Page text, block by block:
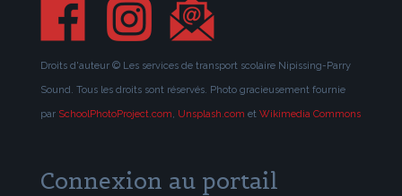
Droits d'auteur © Les services de transport scolaire Nipissing-Parry
Sound. Tous les droits sont réservés. Photo gracieusement fournie
par SchoolPhotoProject.com, Unsplash.com et Wikimedia Commons
Connexion au portail